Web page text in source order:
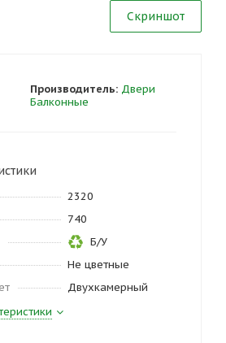
Скриншот
Производитель: Двери
Балконные
2320
740
Б/У
Не цветные
Двухкамерный